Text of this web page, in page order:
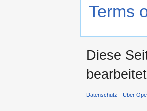
Terms
Diese
Datenschutz Über